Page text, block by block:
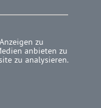
zu
anbieten zu
zu analysieren.